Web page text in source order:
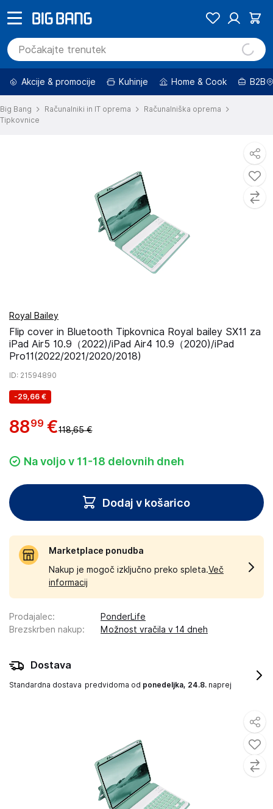
Akcije & promocije Kuhinje Home & Cook B2B
Big Bang Računalniki in IT oprema
Računalniška oprema
Tipkovnice
Royal Bailey
Flip cover in Bluetooth Tipkovnica Royal bailey SX11 za
iPad Air5 10.9（2022)/iPad Air4 10.9（2020)/iPad
Pro11(2022/2021/2020/2018)
ID: 21594890
-29,66 €
8899 €118,65 €
Na voljo v 11-18 delovnih dneh
Dodaj v košarico
Marketplace ponudba
Nakup je mogoč izključno preko spleta.Več
informacij
Prodajalec:
PonderLife
Brezskrben nakup: Možnost vračila v 14 dneh
Dostava
Standardna dostava predvidoma od ponedeljka, 24.8. naprej